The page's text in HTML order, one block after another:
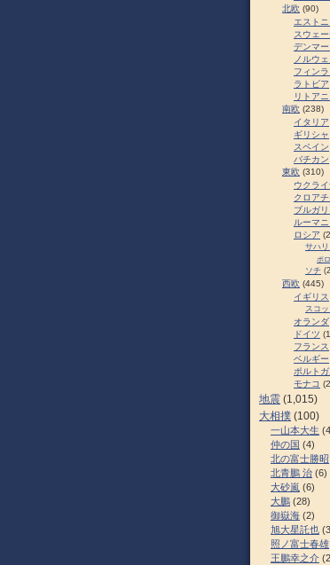
北欧 (90)
エストニ
スウェ
デンマー
ノルウ
フィン
ラトビア
リトア
南欧 (238)
イタリア
ギリシャ
スペイン
バチカン
東欧 (310)
ウクライ
クロアチ
ブルガリ
ルーマニ
ロシア
サハリ
ポ
ソチ
西欧 (445)
イギリス
スコ
オランダ
ドイツ
フランス
ベルギー
ポルト
モナコ
地震 (1,015)
大相撲 (100)
一山本大生
仲の国 (4)
北の富士勝昭
北青鵬 治 (6)
大砂嵐 (6)
大鵬 (28)
御嶽海 (2)
旭大星託也
照ノ富士春雄
王鵬幸之介